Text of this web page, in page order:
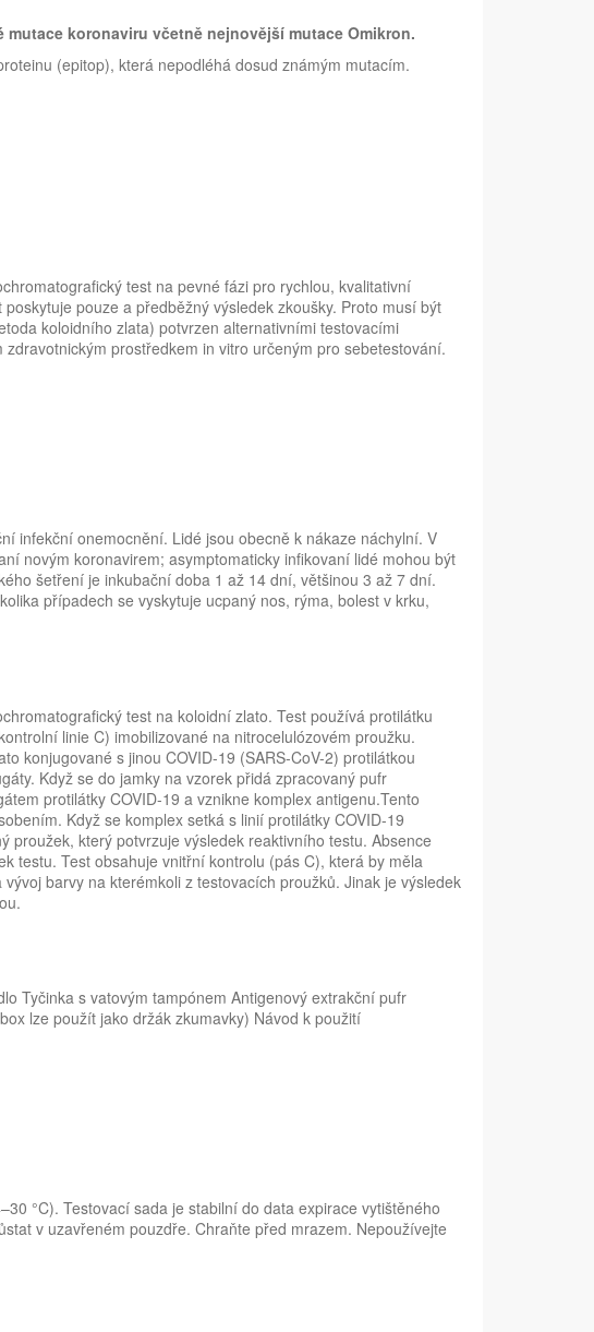
koronaviru včetně nejnovější mutace Omikron.
(epitop), která nepodléhá dosud známým mutacím.
test na pevné fázi pro rychlou, kvalitativní
pouze a předběžný výsledek zkoušky. Proto musí být
koloidního zlata) potvrzen alternativními testovacími
prostředkem in vitro určeným pro sebetestování.
infekční onemocnění. Lidé jsou obecně k nákaze náchylní. V
novým koronavirem; asymptomaticky infikovaní lidé mohou být
šetření je inkubační doba 1 až 14 dní, většinou 3 až 7 dní.
případech se vyskytuje ucpaný nos, rýma, bolest v krku,
test na koloidní zlato. Test používá protilátku
linie C) imobilizované na nitrocelulózovém proužku.
konjugované s jinou COVID-19 (SARS-CoV-2) protilátkou
Když se do jamky na vzorek přidá zpracovaný pufr
protilátky COVID-19 a vznikne komplex antigenu.Tento
Když se komplex setká s linií protilátky COVID-19
který potvrzuje výsledek reaktivního testu. Absence
testu. Test obsahuje vnitřní kontrolu (pás C), která by měla
barvy na kterémkoli z testovacích proužků. Jinak je výsledek
Tyčinka s vatovým tampónem Antigenový extrakční pufr
lze použít jako držák zkumavky) Návod k použití
°C). Testovací sada je stabilní do data expirace vytištěného
v uzavřeném pouzdře. Chraňte před mrazem. Nepoužívejte